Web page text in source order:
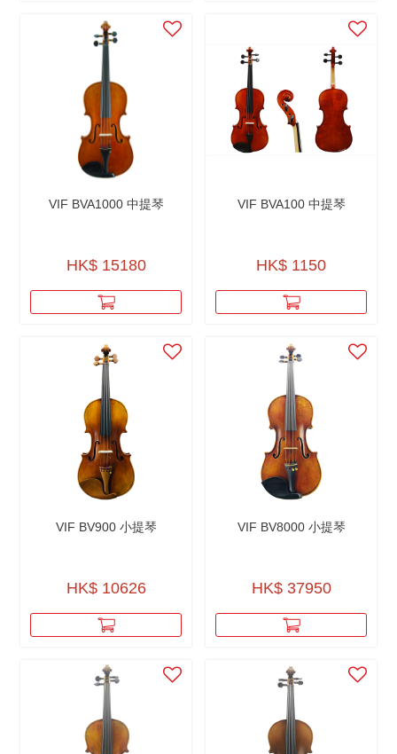
VIF BVA1000 中提琴
HK$ 15180
VIF BVA100 中提琴
HK$ 1150
VIF BV900 小提琴
HK$ 10626
VIF BV8000 小提琴
HK$ 37950